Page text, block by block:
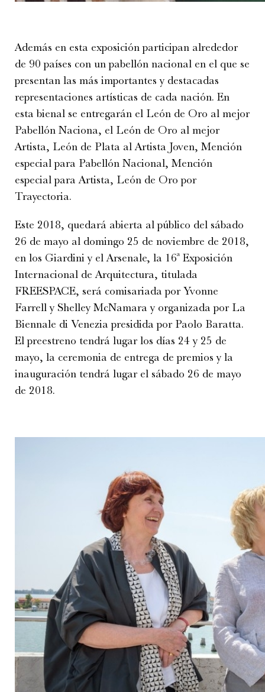
Además en esta exposición participan alrededor
de 90 países con un pabellón nacional en el que se
presentan las más importantes y destacadas
representaciones artísticas de cada nación. En
esta bienal se entregarán el León de Oro al mejor
Pabellón Naciona, el León de Oro al mejor
Artista, León de Plata al Artista Joven, Mención
especial para Pabellón Nacional, Mención
especial para Artista, León de Oro por
Trayectoria.
Este 2018, quedará abierta al público del sábado
26 de mayo al domingo 25 de noviembre de 2018,
en los Giardini y el Arsenale, la 16ª Exposición
Internacional de Arquitectura, titulada
FREESPACE, será comisariada por Yvonne
Farrell y Shelley McNamara y organizada por La
Biennale di Venezia presidida por Paolo Baratta.
El preestreno tendrá lugar los días 24 y 25 de
mayo, la ceremonia de entrega de premios y la
inauguración tendrá lugar el sábado 26 de mayo
de 2018.